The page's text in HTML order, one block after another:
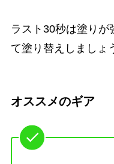
ラスト30秒は塗りが
て塗り替えしましょ
オススメのギア